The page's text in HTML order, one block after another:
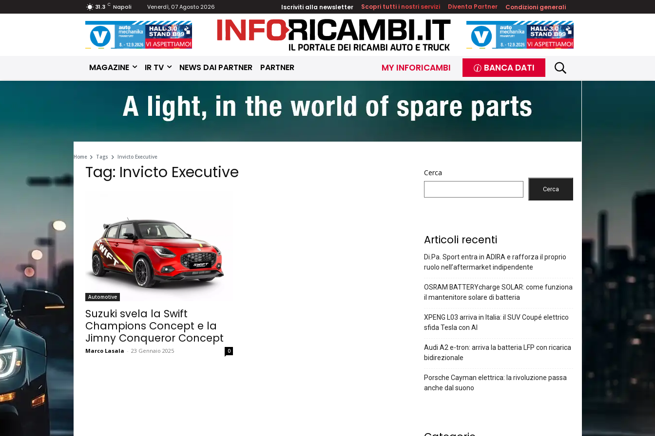
31.3 C Napoli Venerdì, 07 Agosto 2026 Iscriviti alla newsletter Scopri tutti i nostri servizi Diventa Partner Condizioni generali
MAGAZINE IR TV NEWS DAI PARTNER PARTNER MY INFORICAMBI BANCA DATI
Home Tags Invicto Executive
Tag: Invicto Executive
Automotive
Suzuki svela la Swift
Champions Concept e la
Jimny Conqueror Concept
Marco Lasala - 23 Gennaio 2025 0
Cerca
Cerca
Articoli recenti
Di.Pa. Sport entra in ADIRA e rafforza il proprio
ruolo nell’aftermarket indipendente
OSRAM BATTERYcharge SOLAR: come funziona
il mantenitore solare di batteria
XPENG L03 arriva in Italia: il SUV Coupé elettrico
sfida Tesla con AI
Audi A2 e-tron: arriva la batteria LFP con ricarica
bidirezionale
Porsche Cayman elettrica: la rivoluzione passa
anche dal suono